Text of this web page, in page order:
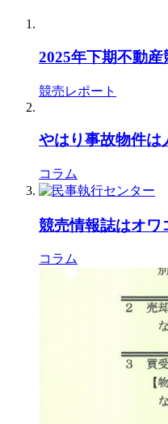
2025年下期不動
競売レポート
やはり事故物件
コラム
競売情報誌はオワ
コラム